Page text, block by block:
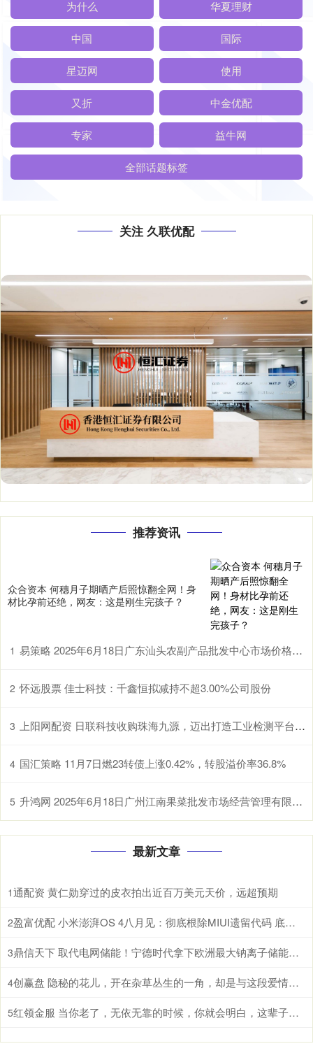
为什么 华夏理财
中国 国际
星迈网 使用
又折 中金优配
专家 益牛网
全部话题标签
关注 久联优配
推荐资讯
众合资本 何穗月子期晒产后照惊翻全网！身
材比孕前还绝，网友：这是刚生完孩子？
1 易策略 2025年6月18日广东汕头农副产品批发中心市场价格行情
2 怀远股票 佳士科技：千鑫恒拟减持不超3.00%公司股份
3 上阳网配资 日联科技收购珠海九源，迈出打造工业检测平台型企业的关键一步
4 国汇策略 11月7日燃23转债上涨0.42%，转股溢价率36.8%
5 升鸿网 2025年6月18日广州江南果菜批发市场经营管理有限公司价格行情
最新文章
1通配资 黄仁勋穿过的皮衣拍出近百万美元天价，远超预期
2 盈富优配 小米澎湃OS 4八月见：彻底根除MIUI遗留代码 底层焕然一新
3 鼎信天下 取代电网储能！宁德时代拿下欧洲最大钠离子储能系统：使用寿命高达30年
4 创赢盘 隐秘的花儿，开在杂草丛生的一角，却是与这段爱情毫不相干的路人
5 红领金服 当你老了，无依无靠的时候，你就会明白，这辈子最亲的，除了父母儿女，伴侣和知己，还有自己身上的这4种能力